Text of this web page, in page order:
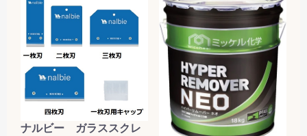
ナルビー ガラススクレ